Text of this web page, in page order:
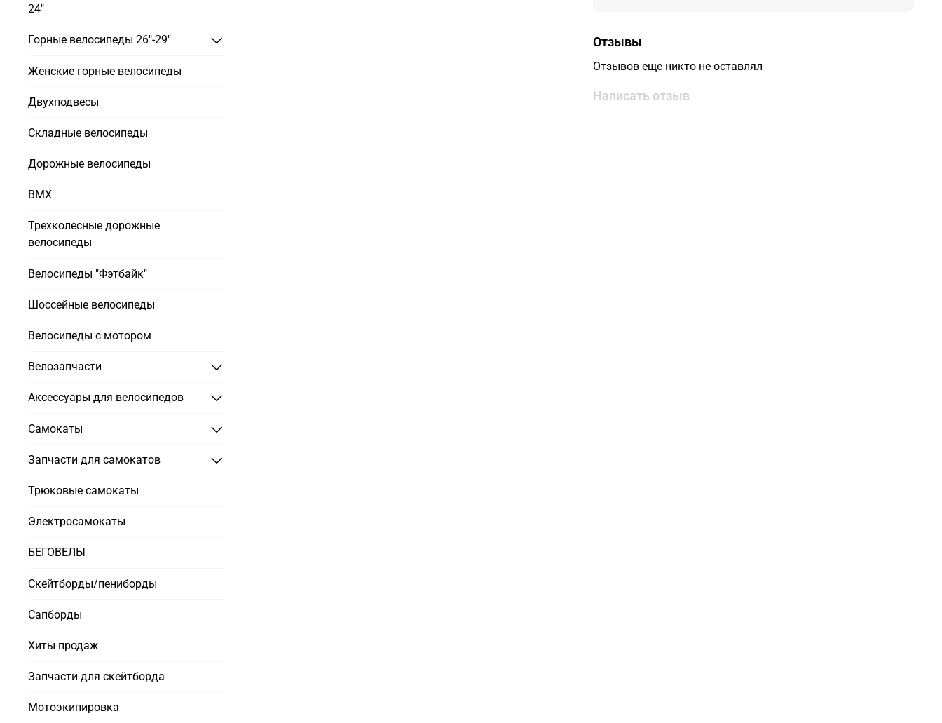
Отзывы
Отзывов еще никто не оставлял
Написать отзыв
24"
Горные велосипеды 26"-29"
Женские горные велосипеды
Двухподвесы
Складные велосипеды
Дорожные велосипеды
BMX
Трехколесные дорожные
велосипеды
Велосипеды "Фэтбайк"
Шоссейные велосипеды
Велосипеды с мотором
Велозапчасти
Аксессуары для велосипедов
Самокаты
Запчасти для самокатов
Трюковые самокаты
Электросамокаты
БЕГОВЕЛЫ
Скейтборды/пениборды
Сапборды
Хиты продаж
Запчасти для скейтборда
Мотоэкипировка